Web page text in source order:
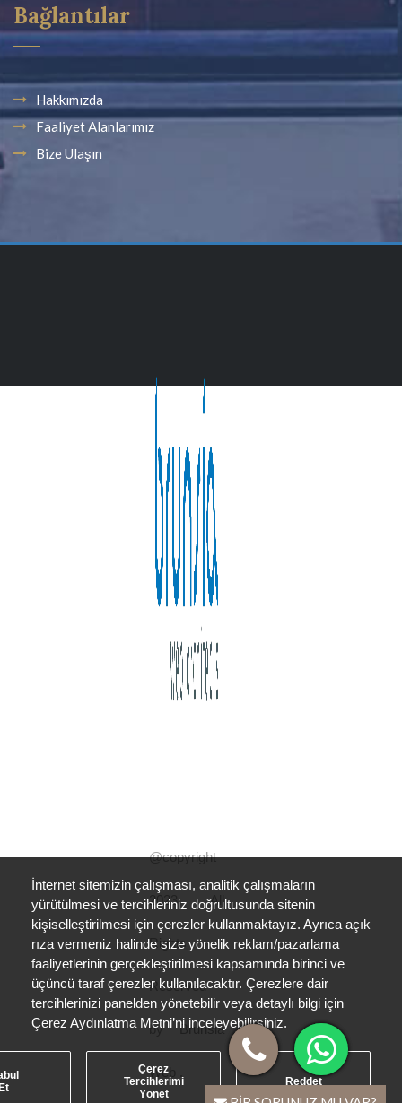
İnternet sitemizin çalışması, analitik çalışmaların
yürütülmesi ve tercihleriniz doğrultusunda sitenin
kişiselleştirilmesi için çerezler kullanmaktayız. Ayrıca açık
rıza vermeniz halinde size yönelik reklam/pazarlama
faaliyetlerinin gerçekleştirilmesi kapsamında birinci ve
üçüncü taraf çerezler kullanılacaktır. Çerezlere dair
tercihlerinizi panelden yönetebilir veya detaylı bilgi için
Çerez Aydınlatma Metni’ni inceleyebilirsiniz.
Çerez
Tercihlerimi
Yönet
Reddet
Bağlantılar
Hakkımızda
Faaliyet Alanlarımız
Bize Ulaşın
@copyright
2023 All
Rights
Reserved
byBrunsia
Web